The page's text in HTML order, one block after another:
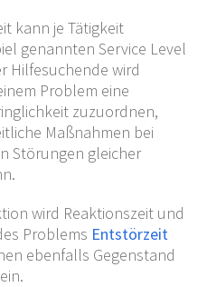
kann je Tätigkeit
genannten Service Level
Hilfesuchende wird
Problem eine
zuzuordnen,
Maßnahmen bei
Störungen gleicher
wird Reaktionszeit und
Problems Entstörzeit
ebenfalls Gegenstand